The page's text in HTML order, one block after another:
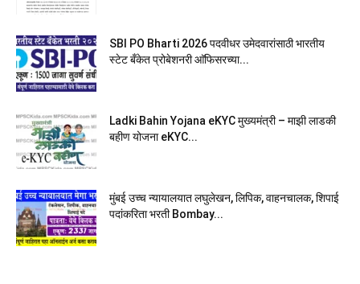
SBI PO Bharti 2026 पदवीधर उमेदवारांसाठी भारतीय
स्टेट बँकेत प्रोबेशनरी आ‍ॅफिसरच्या...
Ladki Bahin Yojana eKYC मुख्यमंत्री – माझी लाडकी
बहीण योजना eKYC...
मुंबई उच्च न्यायालयात लघुलेखन, लिपिक, वाहनचालक, शिपाई
पदांकरिता भरती Bombay...